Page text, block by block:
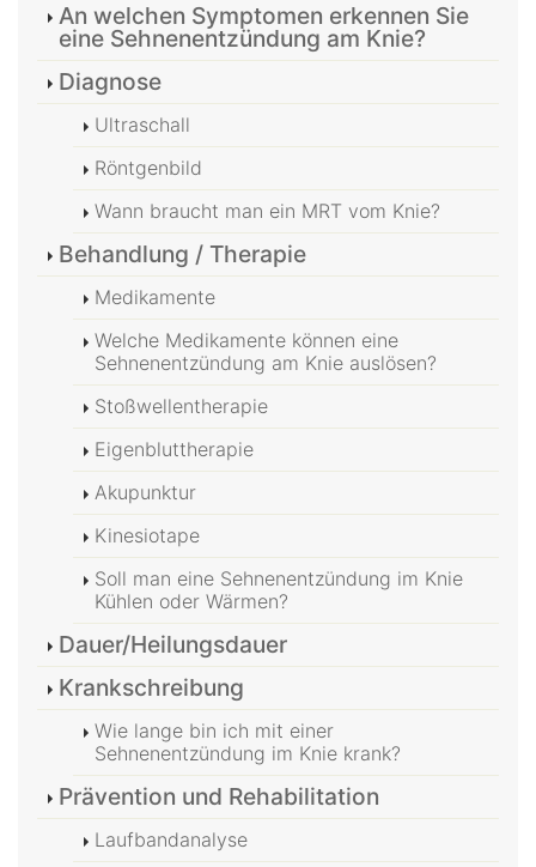
An welchen Symptomen erkennen Sie
eine Sehnenentzündung am Knie?
Diagnose
Ultraschall
Röntgenbild
Wann braucht man ein MRT vom Knie?
Behandlung / Therapie
Medikamente
Welche Medikamente können eine
Sehnenentzündung am Knie auslösen?
Stoßwellentherapie
Eigenbluttherapie
Akupunktur
Kinesiotape
Soll man eine Sehnenentzündung im Knie
Kühlen oder Wärmen?
Dauer/Heilungsdauer
Krankschreibung
Wie lange bin ich mit einer
Sehnenentzündung im Knie krank?
Prävention und Rehabilitation
Laufbandanalyse